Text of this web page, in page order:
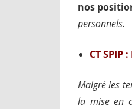
nos
personnels.
CT SPIP :
Malgré les
la mise en